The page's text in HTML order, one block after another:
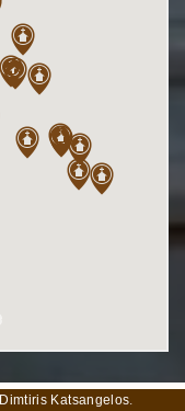
Dimtiris Katsangelos.